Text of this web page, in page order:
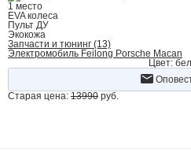
1 место
EVA колеса
Пульт ДУ
Экокожа
Запчасти и тюнинг (13)
Электромобиль Feilong Porsche Macan
Цвет:
Старая цена: 13990 руб.